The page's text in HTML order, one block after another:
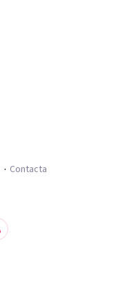
Contacta